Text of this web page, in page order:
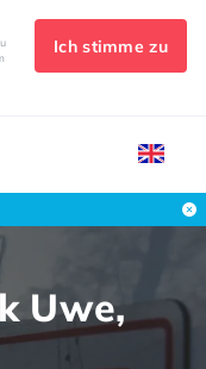
Ich stimme zu
Uwe,